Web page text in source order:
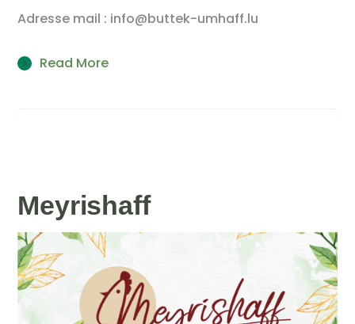
Adresse mail : info@buttek-umhaff.lu
Read More
Meyrishaff